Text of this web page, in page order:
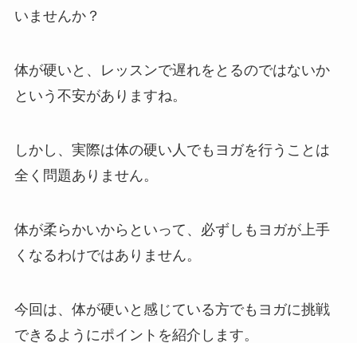
いませんか？
体が硬いと、レッスンで遅れをとるのではないか
という不安がありますね。
しかし、実際は体の硬い人でもヨガを行うことは
全く問題ありません。
体が柔らかいからといって、必ずしもヨガが上手
くなるわけではありません。
今回は、体が硬いと感じている方でもヨガに挑戦
できるようにポイントを紹介します。